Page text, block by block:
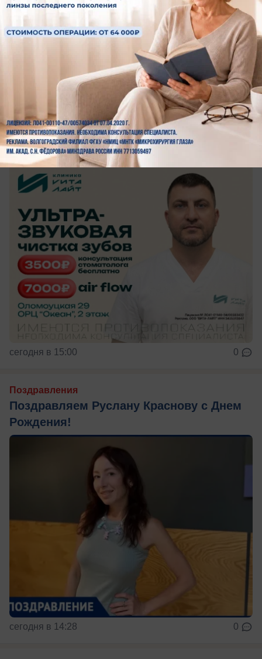
сегодня в 15:30 0
Здоровье
Не ждите, пока зуб заболит
сегодня в 15:00 0
Поздравления
Поздравляем Руслану Краснову с Днем
Рождения!
сегодня в 14:28 0